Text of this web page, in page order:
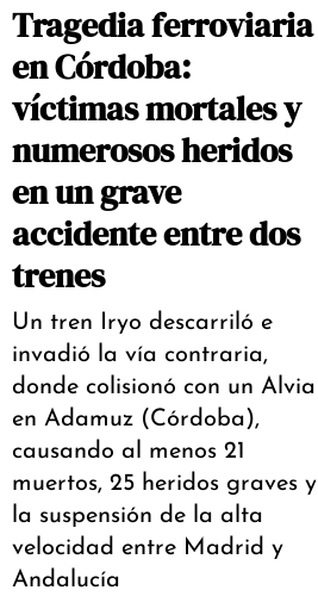
Tragedia ferroviaria
en Córdoba:
víctimas mortales y
numerosos heridos
en un grave
accidente entre dos
trenes
Un tren Iryo descarriló e
invadió la vía contraria,
donde colisionó con un Alvia
en Adamuz (Córdoba),
causando al menos 21
muertos, 25 heridos graves y
la suspensión de la alta
velocidad entre Madrid y
Andalucía